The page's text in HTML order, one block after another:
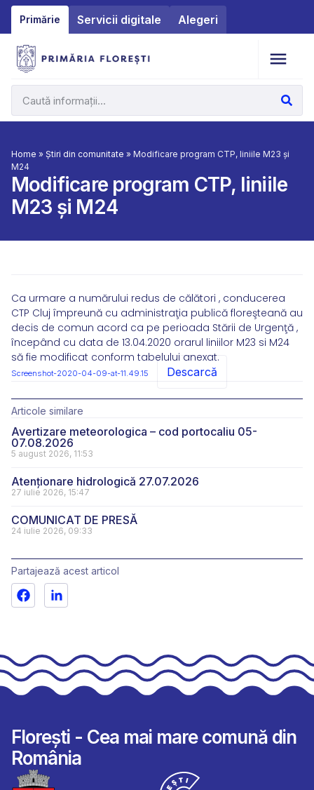
Primărie Servicii digitale Alegeri
Home » Știri din comunitate » Modificare program CTP, liniile M23 și
M24
Modificare program CTP, liniile
M23 și M24
Ca urmare a numărului redus de călători , conducerea
CTP Cluj împreună cu administraţia publică floreşteană au
decis de comun acord ca pe perioada Stării de Urgenţă ,
începând cu data de 13.04.2020 orarul liniilor M23 si M24
să fie modificat conform tabelului anexat.
Screenshot-2020-04-09-at-11.49.15 Descarcă
Articole similare
Avertizare meteorologica – cod portocaliu 05-
07.08.2026
5 august 2026, 11:53
Atenționare hidrologică 27.07.2026
27 iulie 2026, 15:47
COMUNICAT DE PRESĂ
24 iulie 2026, 09:33
Partajează acest articol
Florești - Cea mai mare comună din
România